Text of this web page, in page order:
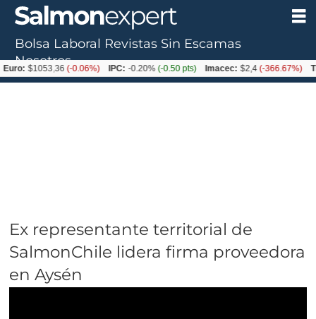
Ex representante territorial de
SalmonChile lidera firma proveedora
en Aysén
Bolsa Laboral Revistas Sin Escamas
Nosotros
(-0.06%) IPC: -0.20%(-0.50 pts) Imacec: $2,4(-366.67%) TPM: